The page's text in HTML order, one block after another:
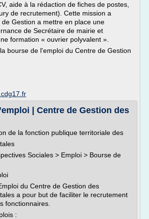
aide à la rédaction de fiches de postes,
de recrutement). Cette mission a
Gestion a mettre en place une
de Secrétaire de mairie et
formation « ouvrier polyvalent ».
bourse de l'emploi du Centre de Gestion
| Centre de Gestion des
de la fonction publique territoriale des
Sociales > Emploi > Bourse de
du Centre de Gestion des
a pour but de faciliter le recrutement
fonctionnaires.
: